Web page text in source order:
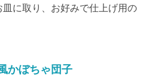
に取り、お好みで仕上げ用の
かぼちゃ団子